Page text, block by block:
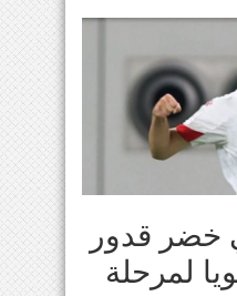
خضر قدور
لمرحلة